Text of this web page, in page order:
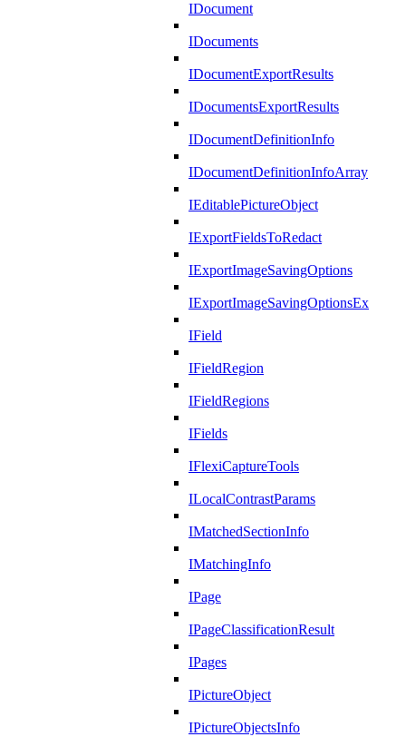
IDocument
IDocuments
IDocumentExportResults
IDocumentsExportResults
IDocumentDefinitionInfo
IDocumentDefinitionInfoArray
IEditablePictureObject
IExportFieldsToRedact
IExportImageSavingOptions
IExportImageSavingOptionsEx
IField
IFieldRegion
IFieldRegions
IFields
IFlexiCaptureTools
ILocalContrastParams
IMatchedSectionInfo
IMatchingInfo
IPage
IPageClassificationResult
IPages
IPictureObject
IPictureObjectsInfo